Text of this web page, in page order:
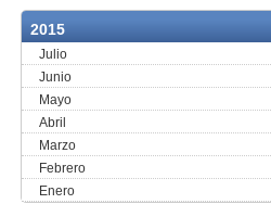
2015
Julio
Junio
Mayo
Abril
Marzo
Febrero
Enero